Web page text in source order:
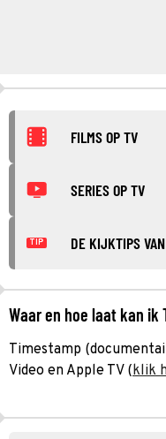
FILMS OP TV
SERIES OP TV
TIP DE KIJKTIPS
Waar en hoe laat kan
Timestamp
Video en Apple TV (klik